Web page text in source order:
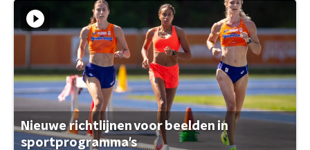
Nieuwe richtlijnen voor beelden in
sportprogramma's